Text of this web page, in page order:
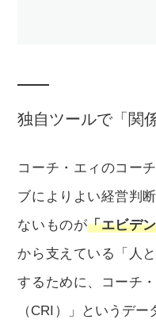
独自ツールで「関
コーチ・エィのコー
ブによりよい経営判
ないものが「エビデ
から支えている「人
するために、コーチ
（CRI）」というデ